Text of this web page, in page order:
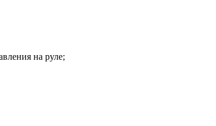
на руле;